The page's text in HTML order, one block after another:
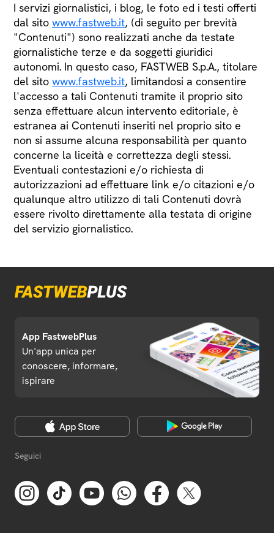
I servizi giornalistici, i blog, le foto ed i testi offerti
dal sito www.fastweb.it, (di seguito per brevità
"Contenuti") sono realizzati anche da testate
giornalistiche terze e da soggetti giuridici
autonomi. In questo caso, FASTWEB S.p.A., titolare
del sito www.fastweb.it, limitandosi a consentire
l'accesso a tali Contenuti tramite il proprio sito
senza effettuare alcun intervento editoriale, è
estranea ai Contenuti inseriti nel proprio sito e
non si assume alcuna responsabilità per quanto
concerne la liceità e correttezza degli stessi.
Eventuali contestazioni e/o richiesta di
autorizzazioni ad effettuare link e/o citazioni e/o
qualunque altro utilizzo di tali Contenuti dovrà
essere rivolto direttamente alla testata di origine
del servizio giornalistico.
App FastwebPlus
Un'app unica per
conoscere, informare,
ispirare
Seguici